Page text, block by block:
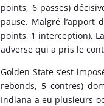
points, 6 passes)
pause. Malgré l’apport
points, 1 interception),
adverse qui a pris le
Golden State s’est
rebonds, 5 contres)
Indiana a eu plusieurs